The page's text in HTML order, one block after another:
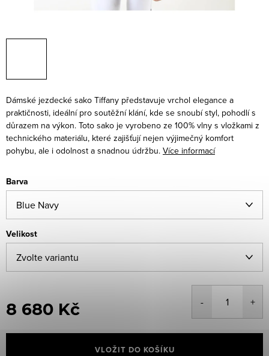
Dámské jezdecké sako Tiffany představuje vrchol elegance a
praktičnosti, ideální pro soutěžní klání, kde se snoubí styl, pohodlí s
důrazem na výkon. Toto sako je vyrobeno ze 100% vlny s vložkami z
technického materiálu, které zajišťují nejen výjimečný komfort
pohybu, ale i odolnost a snadnou údržbu. Více informací
Barva
Velikost
8 680 Kč
cena:
VLOŽIT DO KOŠÍKU